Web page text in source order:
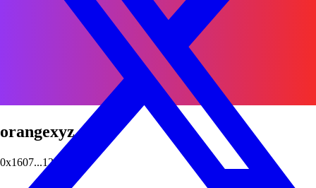
orangexyz
0x1607...121e